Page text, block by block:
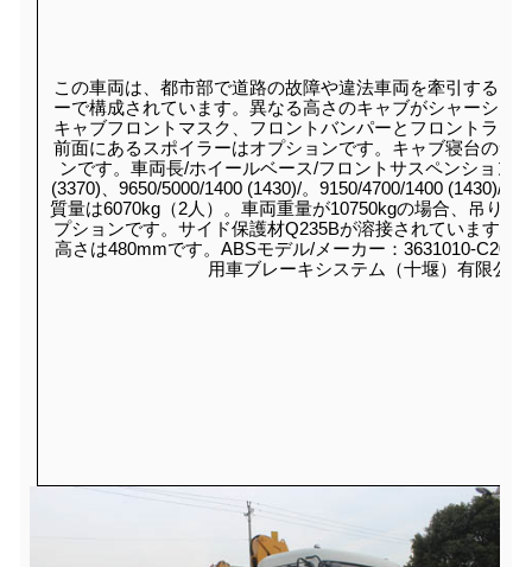
この車両は、都市部で道路の故障や違法車両を牽引する
ーで構成されています。異なる高さのキャブがシャーシと
キャブフロントマスク、フロントバンパーとフロントラン
前面にあるスポイラーはオプションです。キャブ寝台のサ
ンです。車両長/ホイールベース/フロントサスペンション/
(3370)、9650/5000/1400 (1430)/。9150/4700/1400 (1430)/
質量は6070kg（2人）。車両重量が10750kgの場合、吊り
プションです。サイド保護材Q235Bが溶接されています
高さは480mmです。ABSモデル/メーカー：3631010-
用車ブレーキシステム（十堰）有限公